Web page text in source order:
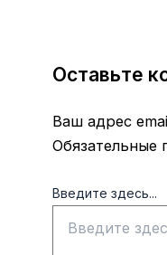
Оставьте
Ваш адрес
Обязательные
Введите здесь...